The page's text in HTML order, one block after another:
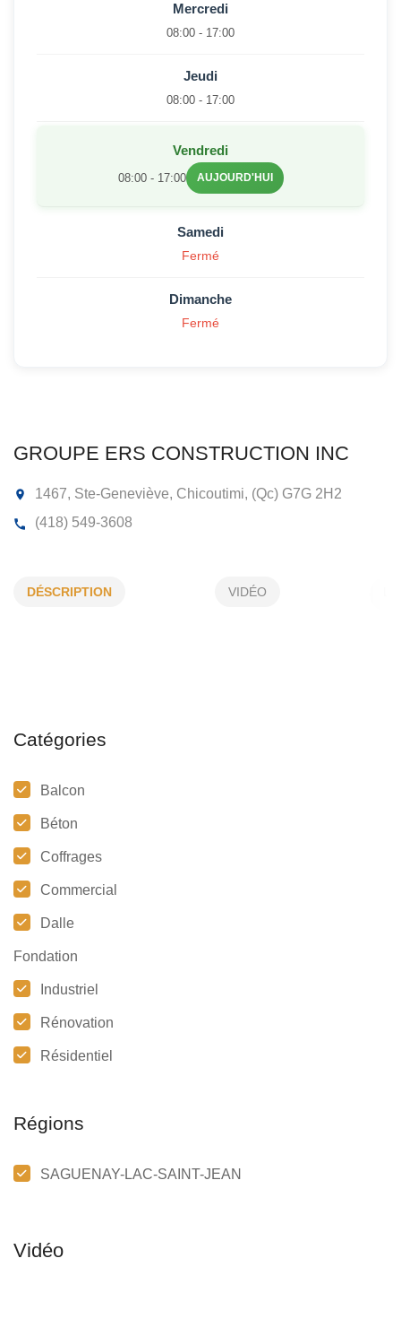
GROUPE ERS CONSTRUCTION INC
DÉSCRIPTION VIDÉO
Catégories
Balcon
Béton
Coffrages
Commercial
Dalle
Fondation
Industriel
Rénovation
Résidentiel
Régions
SAGUENAY-LAC-SAINT-JEAN
Mercredi
08:00 - 17:00
Jeudi
08:00 - 17:00
Vendredi
08:00 - 17:00 AUJOURD'HUI
Samedi
Fermé
Dimanche
Fermé